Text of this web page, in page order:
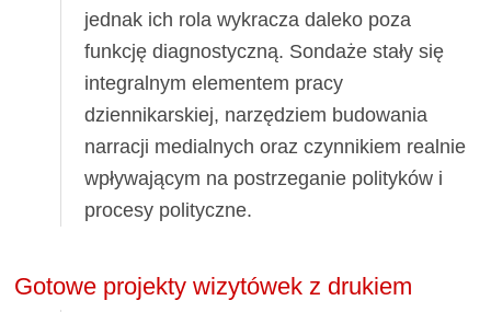
jednak ich rola wykracza daleko poza
funkcję diagnostyczną. Sondaże stały się
integralnym elementem pracy
dziennikarskiej, narzędziem budowania
narracji medialnych oraz czynnikiem realnie
wpływającym na postrzeganie polityków i
procesy polityczne.
Gotowe projekty wizytówek z drukiem